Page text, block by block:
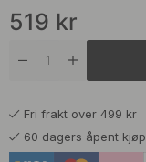
Rustfritt Look
519 kr
Fri frakt over 499 kr
60 dagers åpent kjøp